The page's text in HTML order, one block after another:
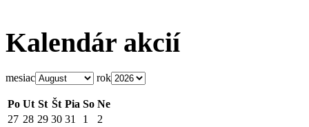
Kalendár akcií
mesiac rok
Po Ut St Št Pia So Ne
27 28 29 30 31 1
2